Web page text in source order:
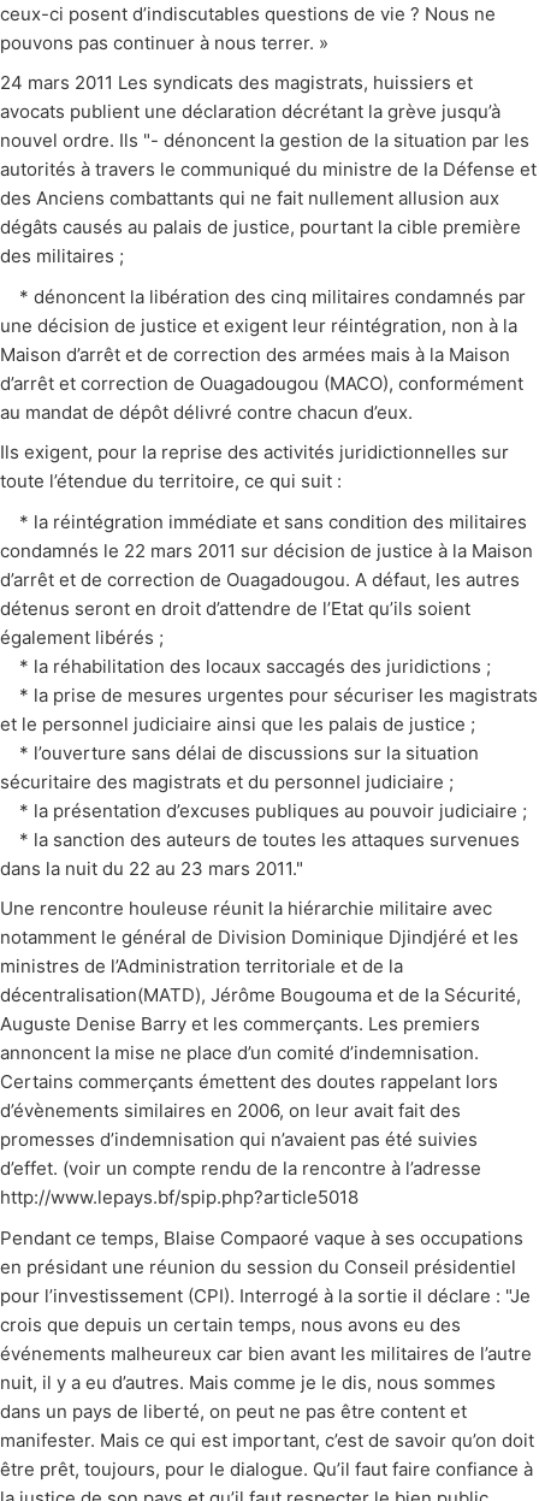
ceux-ci posent d’indiscutables questions de vie ? Nous ne
pouvons pas continuer à nous terrer. »
24 mars 2011 Les syndicats des magistrats, huissiers et
avocats publient une déclaration décrétant la grève jusqu’à
nouvel ordre. Ils "- dénoncent la gestion de la situation par les
autorités à travers le communiqué du ministre de la Défense et
des Anciens combattants qui ne fait nullement allusion aux
dégâts causés au palais de justice, pourtant la cible première
des militaires ;
* dénoncent la libération des cinq militaires condamnés par
une décision de justice et exigent leur réintégration, non à la
Maison d’arrêt et de correction des armées mais à la Maison
d’arrêt et correction de Ouagadougou (MACO), conformément
au mandat de dépôt délivré contre chacun d’eux.
Ils exigent, pour la reprise des activités juridictionnelles sur
toute l’étendue du territoire, ce qui suit :
* la réintégration immédiate et sans condition des militaires
condamnés le 22 mars 2011 sur décision de justice à la Maison
d’arrêt et de correction de Ouagadougou. A défaut, les autres
détenus seront en droit d’attendre de l’Etat qu’ils soient
également libérés ;
* la réhabilitation des locaux saccagés des juridictions ;
* la prise de mesures urgentes pour sécuriser les magistrats
et le personnel judiciaire ainsi que les palais de justice ;
* l’ouverture sans délai de discussions sur la situation
sécuritaire des magistrats et du personnel judiciaire ;
* la présentation d’excuses publiques au pouvoir judiciaire ;
* la sanction des auteurs de toutes les attaques survenues
dans la nuit du 22 au 23 mars 2011."
Une rencontre houleuse réunit la hiérarchie militaire avec
notamment le général de Division Dominique Djindjéré et les
ministres de l’Administration territoriale et de la
décentralisation(MATD), Jérôme Bougouma et de la Sécurité,
Auguste Denise Barry et les commerçants. Les premiers
annoncent la mise ne place d’un comité d’indemnisation.
Certains commerçants émettent des doutes rappelant lors
d’évènements similaires en 2006, on leur avait fait des
promesses d’indemnisation qui n’avaient pas été suivies
d’effet. (voir un compte rendu de la rencontre à l’adresse
http://www.lepays.bf/spip.php?article5018
Pendant ce temps, Blaise Compaoré vaque à ses occupations
en présidant une réunion du session du Conseil présidentiel
pour l’investissement (CPI). Interrogé à la sortie il déclare : "Je
crois que depuis un certain temps, nous avons eu des
événements malheureux car bien avant les militaires de l’autre
nuit, il y a eu d’autres. Mais comme je le dis, nous sommes
dans un pays de liberté, on peut ne pas être content et
manifester. Mais ce qui est important, c’est de savoir qu’on doit
être prêt, toujours, pour le dialogue. Qu’il faut faire confiance à